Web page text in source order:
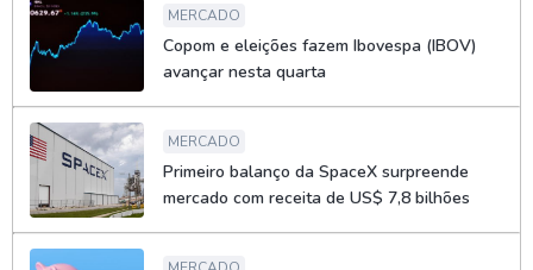
MERCADO
Copom e eleições fazem Ibovespa (IBOV)
avançar nesta quarta
MERCADO
Primeiro balanço da SpaceX surpreende
mercado com receita de US$ 7,8 bilhões